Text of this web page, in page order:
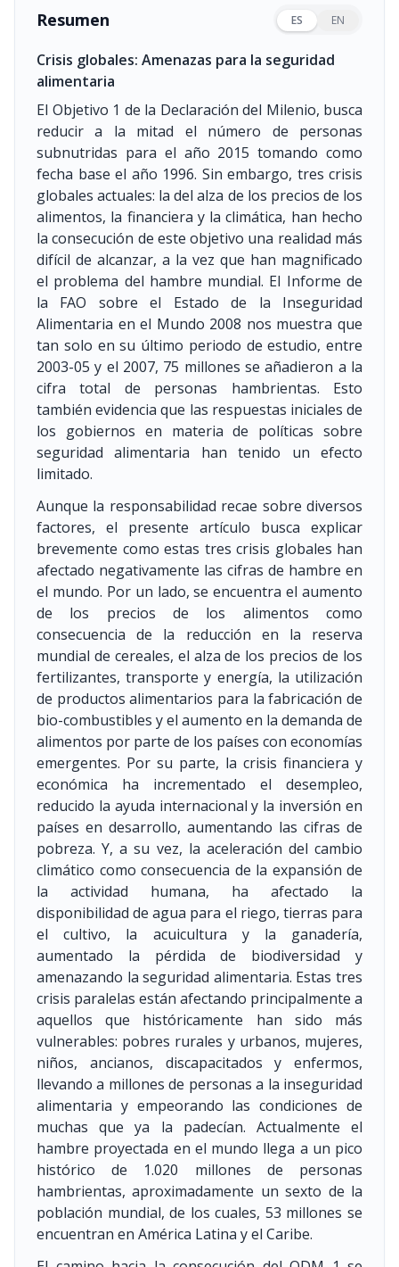
Resumen ES EN
Crisis globales: Amenazas para la seguridad
alimentaria
El Objetivo 1 de la Declaración del Milenio, busca
reducir a la mitad el número de personas
subnutridas para el año 2015 tomando como
fecha base el año 1996. Sin embargo, tres crisis
globales actuales: la del alza de los precios de los
alimentos, la financiera y la climática, han hecho
la consecución de este objetivo una realidad más
difícil de alcanzar, a la vez que han magnificado
el problema del hambre mundial. El Informe de
la FAO sobre el Estado de la Inseguridad
Alimentaria en el Mundo 2008 nos muestra que
tan solo en su último periodo de estudio, entre
2003-05 y el 2007, 75 millones se añadieron a la
cifra total de personas hambrientas. Esto
también evidencia que las respuestas iniciales de
los gobiernos en materia de políticas sobre
seguridad alimentaria han tenido un efecto
limitado.
Aunque la responsabilidad recae sobre diversos
factores, el presente artículo busca explicar
brevemente como estas tres crisis globales han
afectado negativamente las cifras de hambre en
el mundo. Por un lado, se encuentra el aumento
de los precios de los alimentos como
consecuencia de la reducción en la reserva
mundial de cereales, el alza de los precios de los
fertilizantes, transporte y energía, la utilización
de productos alimentarios para la fabricación de
bio-combustibles y el aumento en la demanda de
alimentos por parte de los países con economías
emergentes. Por su parte, la crisis financiera y
económica ha incrementado el desempleo,
reducido la ayuda internacional y la inversión en
países en desarrollo, aumentando las cifras de
pobreza. Y, a su vez, la aceleración del cambio
climático como consecuencia de la expansión de
la actividad humana, ha afectado la
disponibilidad de agua para el riego, tierras para
el cultivo, la acuicultura y la ganadería,
aumentado la pérdida de biodiversidad y
amenazando la seguridad alimentaria. Estas tres
crisis paralelas están afectando principalmente a
aquellos que históricamente han sido más
vulnerables: pobres rurales y urbanos, mujeres,
niños, ancianos, discapacitados y enfermos,
llevando a millones de personas a la inseguridad
alimentaria y empeorando las condiciones de
muchas que ya la padecían. Actualmente el
hambre proyectada en el mundo llega a un pico
histórico de 1.020 millones de personas
hambrientas, aproximadamente un sexto de la
población mundial, de los cuales, 53 millones se
encuentran en América Latina y el Caribe.